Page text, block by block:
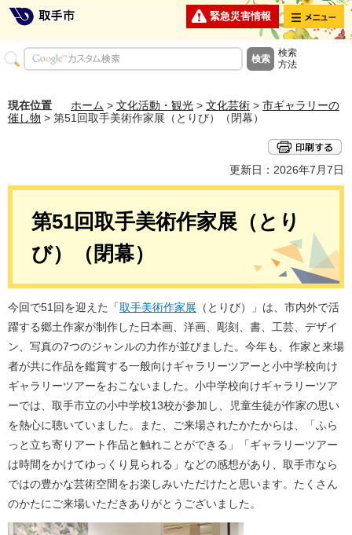
緊急災害情報 メニュー
検索
方法
現在位置 ホーム > 文化活動・観光 > 文化芸術 > 市ギャラリーの
催し物 > 第51回取手美術作家展（とりび）（閉幕）
更新日：2026年7月7日
第51回取手美術作家展（とり
び）（閉幕）
今回で51回を迎えた「取手美術作家展 （とりび）」は、市内外で活
躍する郷土作家が制作した日本画、洋画、彫刻、書、工芸、デザイ
ン、写真の7つのジャンルの力作が並びました。今年も、作家と来場
者が共に作品を鑑賞する一般向けギャラリーツアーと小中学校向け
ギャラリーツアーをおこないました。小中学校向けギャラリーツア
ーでは、取手市立の小中学校13校が参加し、児童生徒が作家の思い
を熱心に聴いていました。また、ご来場されたかたからは、「ふら
っと立ち寄りアート作品と触れことができる」「ギャラリーツアー
は時間をかけてゆっくり見られる」などの感想があり、取手市なら
ではの豊かな芸術空間をお楽しみいただけたと思います。たくさん
のかたにご来場いただきありがとうございました。